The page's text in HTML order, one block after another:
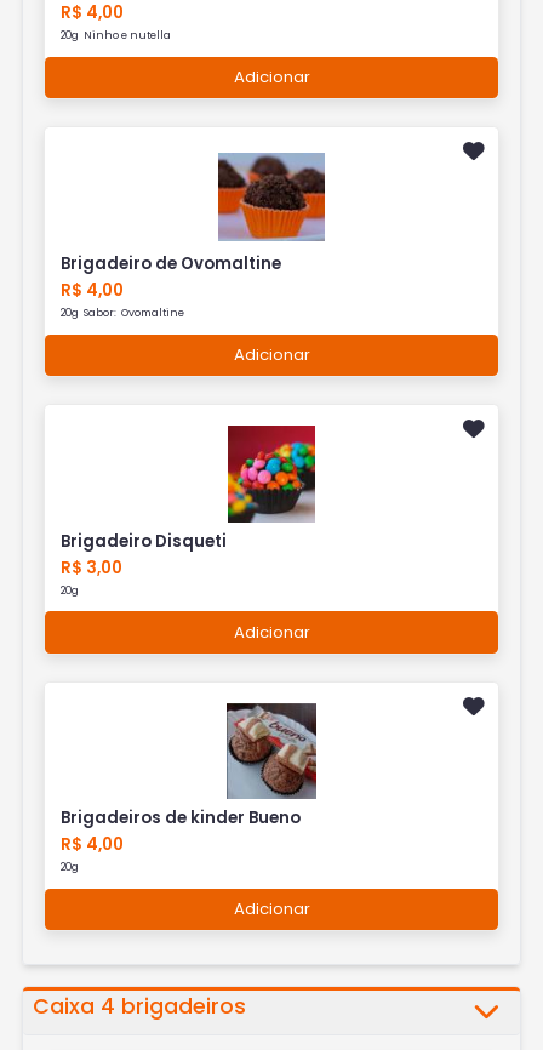
R$ 4,00
20g Ninho e nutella
Adicionar
Brigadeiro de Ovomaltine
R$ 4,00
20g Sabor: Ovomaltine
Adicionar
Brigadeiro Disqueti
R$ 3,00
20g
Adicionar
Brigadeiros de kinder Bueno
R$ 4,00
20g
Adicionar
Caixa 4 brigadeiros